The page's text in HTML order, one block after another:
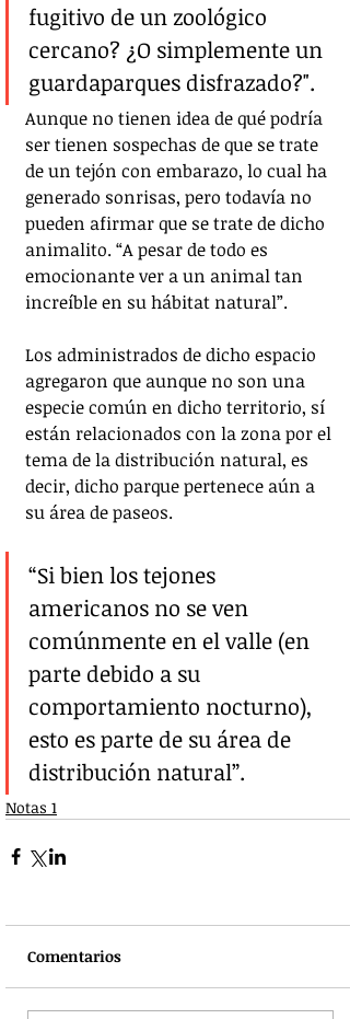
fugitivo de un zoológico
cercano? ¿O simplemente un
guardaparques disfrazado?".
Aunque no tienen idea de qué podría
ser tienen sospechas de que se trate
de un tejón con embarazo, lo cual ha
generado sonrisas, pero todavía no
pueden afirmar que se trate de dicho
animalito. “A pesar de todo es
emocionante ver a un animal tan
increíble en su hábitat natural”.
Los administrados de dicho espacio
agregaron que aunque no son una
especie común en dicho territorio, sí
están relacionados con la zona por el
tema de la distribución natural, es
decir, dicho parque pertenece aún a
su área de paseos.
“Si bien los tejones
americanos no se ven
comúnmente en el valle (en
parte debido a su
comportamiento nocturno),
esto es parte de su área de
distribución natural”.
Notas 1
Comentarios